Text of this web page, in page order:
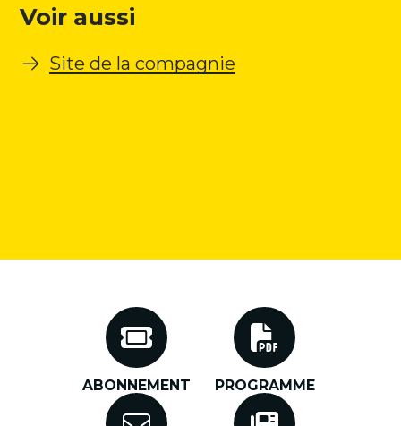
Voir aussi
Site de la compagnie
ABONNEMENT PROGRAMME